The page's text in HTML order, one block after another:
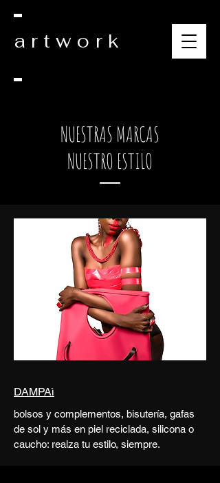
artwork
NUESTRAS MARCAS
NUESTRO ESTILO
DAMPAì
bolsos y complementos, bisutería, gafas
de sol y más en piel reciclada, silicona o
caucho: realza tu estilo, siempre.